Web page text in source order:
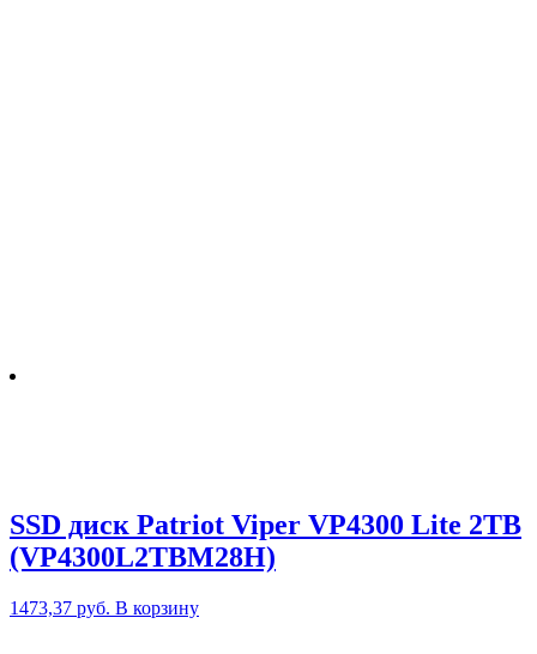
SSD диск Patriot Viper VP4300 Lite 2TB
(VP4300L2TBM28H)
1473,37 руб. В корзину